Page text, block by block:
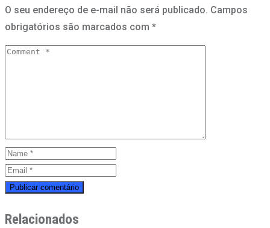
O seu endereço de e-mail não será publicado. Campos
obrigatórios são marcados com *
Relacionados